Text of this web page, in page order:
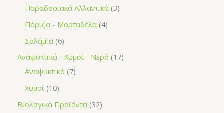
Παραδοσιακά Αλλαντικά 3
Πάριζα - Μορταδέλα 4
Σαλάμια 6
Αναψυκτικά - Χυμοί - Νερά 17
Αναψυκτικά 7
Χυμοί 10
Βιολογικά Προϊόντα 32